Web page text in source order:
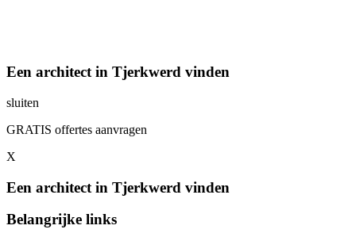
Een architect in Tjerkwerd vinden
sluiten
GRATIS offertes aanvragen
X
Een architect in Tjerkwerd vinden
Belangrijke links